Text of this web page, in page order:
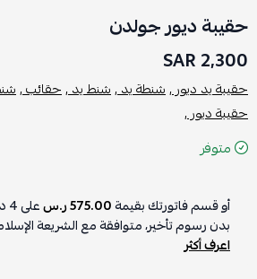
حقيبة ديور جولدن
2,300 SAR
حقيبة يد ديور ,شنطة يد ,شنط يد ,حقائب ,
حقيبة ديور ,
متوفر
أو قسم فاتورتك بقيمة575.00 ر.س على4
بدون رسوم تأخير، متوافقة مع الشريعة
اعرف أكثر